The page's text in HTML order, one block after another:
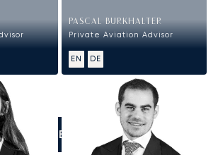
PASCAL BURKHALTER
Private Aviation Advisor
EN DE
SIE UNS AN